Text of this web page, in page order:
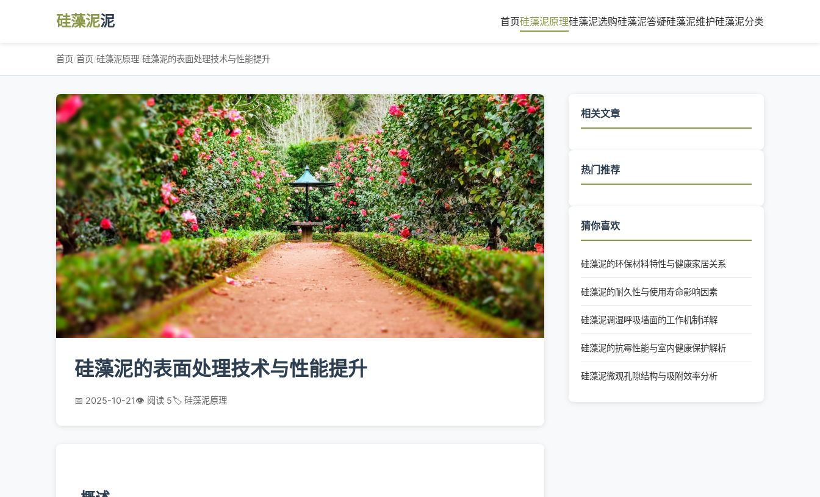
硅藻泥泥 首页硅藻泥原理硅藻泥选购硅藻泥答疑硅藻泥维护硅藻泥分类
首页/首页/硅藻泥原理/硅藻泥的表面处理技术与性能提升
硅藻泥的表面处理技术与性能提升
📅 2025-10-21👁️ 阅读 5🏷️ 硅藻泥原理
相关文章
热门推荐
猜你喜欢
硅藻泥的环保材料特性与健康家居关系
硅藻泥的耐久性与使用寿命影响因素
硅藻泥调湿呼吸墙面的工作机制详解
硅藻泥的抗霉性能与室内健康保护解析
硅藻泥微观孔隙结构与吸附效率分析